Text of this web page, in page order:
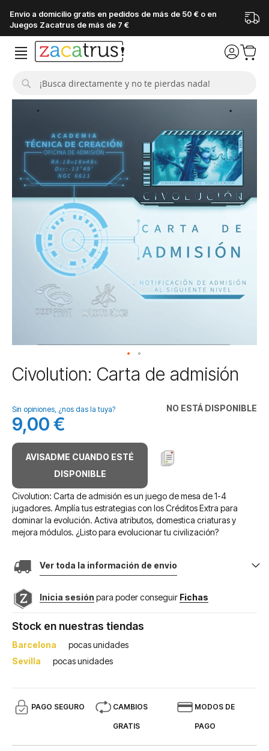
Envío a domicilio gratis en pedidos de más de 50 € o en
Juegos Zacatrus de más de 7 €
Buscar
de
imágenes
Saltar
al
de
la
galería
de
imágenes
Civolution: Carta de admisión
NO ESTÁ DISPONIBLE
Sin opiniones, ¿nos das la tuya?
9,00 €
AVISADME CUANDO ESTÉ
DISPONIBLE
Civolution: Carta de admisión es un juego de mesa de 1-4
jugadores. Amplía tus estrategias con los Créditos Extra para
dominar la evolución. Activa atributos, domestica criaturas y
mejora módulos. ¿Listo para evolucionar tu civilización?
Ver toda la información de envio
Inicia sesión para poder conseguir Fichas
Stock en nuestras tiendas
Barcelona
pocas unidades
Sevilla
pocas unidades
PAGO SEGURO CAMBIOS
GRATIS
MODOS DE
PAGO